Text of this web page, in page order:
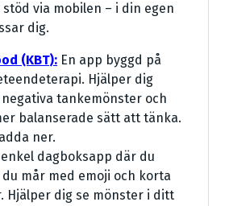
stöd via mobilen – i din egen
dig.
(KBT): En app byggd på
Hjälper dig
tankemönster och
balanserade sätt att tänka.
ner.
enkel dagboksapp där du
mår med emoji och korta
Hjälper dig se mönster i ditt